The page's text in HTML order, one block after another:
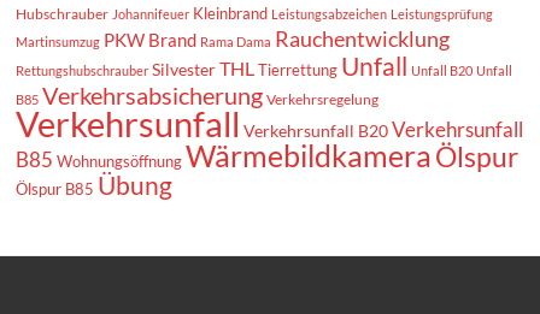
Hubschrauber Johannifeuer Kleinbrand Leistungsabzeichen Leistungsprüfung
Martinsumzug PKW Brand Rama Dama Rauchentwicklung
Rettungshubschrauber Silvester THL Tierrettung Unfall Unfall B20 Unfall
B85 Verkehrsabsicherung Verkehrsregelung
Verkehrsunfall Verkehrsunfall B20 Verkehrsunfall
B85 Wohnungsöffnung WärmebildkameraÖlspur
Ölspur B85 Übung